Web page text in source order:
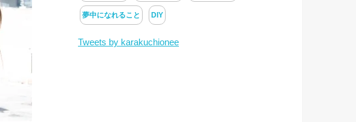
夢中になれること DIY
Tweets by karakuchionee